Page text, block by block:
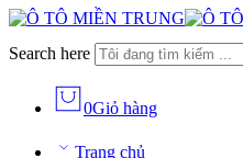
Search here
0Giỏ hàng
Trang chủ